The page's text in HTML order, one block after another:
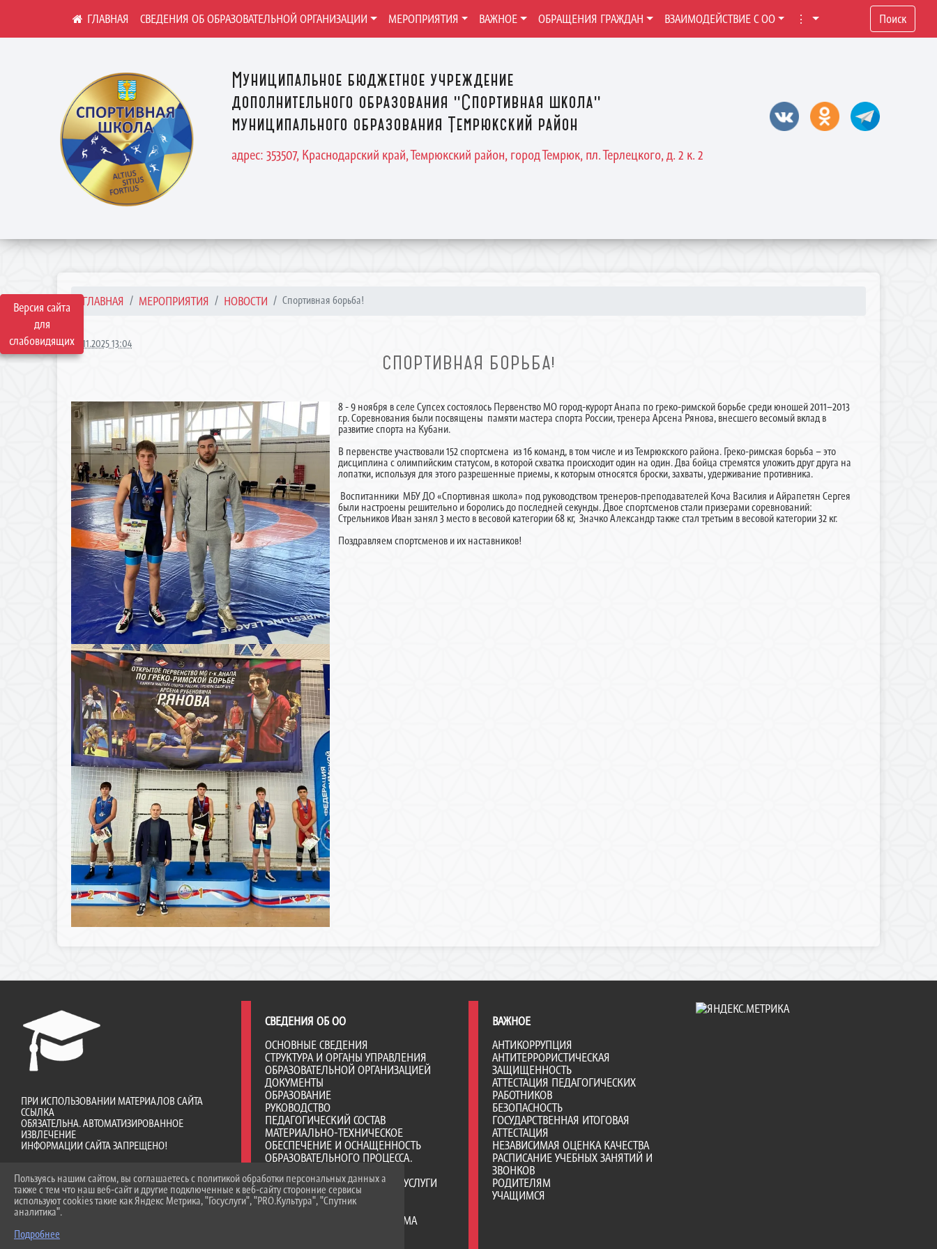
Версия сайта
для
слабовидящих
Муниципальное бюджетное учреждение
дополнительного образования "Спортивная школа"
муниципального образования Темрюкский район
адрес: 353507, Краснодарский край, Темрюкский район, город Темрюк, пл. Терлецкого, д. 2 к. 2
СВЕДЕНИЯ ОБ ОБРАЗОВАТЕЛЬНОЙ ОРГАНИЗАЦИИ МЕРОПРИЯТИЯ ВАЖНОЕ ОБРАЩЕНИЯ ГРАЖДАН ВЗАИМОДЕЙСТВИЕ С ОО ⋮ Поиск
ГЛАВНАЯ МЕРОПРИЯТИЯ НОВОСТИ Спортивная борьба!
10.11.2025 13:04
СПОРТИВНАЯ БОРЬБА!
8 - 9 ноября в селе Супсех состоялось Первенство МО город-курорт Анапа по греко-римской борьбе среди юношей 2011–2013
г.р. Соревнования были посвящены памяти мастера спорта России, тренера Арсена Рянова, внесшего весомый вклад в
развитие спорта на Кубани.
В первенстве участвовали 152 спортсмена из 16 команд, в том числе и из Темрюкского района. Греко-римская борьба – это
дисциплина с олимпийским статусом, в которой схватка происходит один на один. Два бойца стремятся уложить друг друга на
лопатки, используя для этого разрешенные приемы, к которым относятся броски, захваты, удерживание противника.
Воспитанники МБУ ДО «Спортивная школа» под руководством тренеров-преподавателей Коча Василия и Айрапетян Сергея
были настроены решительно и боролись до последней секунды. Двое спортсменов стали призерами соревнований:
Стрельников Иван занял 3 место в весовой категории 68 кг, Значко Александр также стал третьим в весовой категории 32 кг.
Поздравляем спортсменов и их наставников!
ПРИ ИСПОЛЬЗОВАНИИ МАТЕРИАЛОВ САЙТА
ССЫЛКА
ОБЯЗАТЕЛЬНА. АВТОМАТИЗИРОВАННОЕ
ИЗВЛЕЧЕНИЕ
ИНФОРМАЦИИ САЙТА ЗАПРЕЩЕНО!
СВЕДЕНИЯ ОБ ОО
ОСНОВНЫЕ СВЕДЕНИЯ
СТРУКТУРА И ОРГАНЫ УПРАВЛЕНИЯ
ОБРАЗОВАТЕЛЬНОЙ ОРГАНИЗАЦИЕЙ
ДОКУМЕНТЫ
ОБРАЗОВАНИЕ
РУКОВОДСТВО
ПЕДАГОГИЧЕСКИЙ СОСТАВ
МАТЕРИАЛЬНО-ТЕХНИЧЕСКОЕ
ОБЕСПЕЧЕНИЕ И ОСНАЩЕННОСТЬ
ОБРАЗОВАТЕЛЬНОГО ПРОЦЕССА.
ПЛАТНЫЕ ОБРАЗОВАТЕЛЬНЫЕ УСЛУГИ
ФИНАНСОВО-ХОЗЯЙСТВЕННАЯ
ДЕЯТЕЛЬНОСТЬ
ВАКАНТНЫЕ МЕСТА ДЛЯ ПРИЕМА
ВАЖНОЕ
АНТИКОРРУПЦИЯ
АНТИТЕРРОРИСТИЧЕСКАЯ
ЗАЩИЩЕННОСТЬ
АТТЕСТАЦИЯ ПЕДАГОГИЧЕСКИХ
РАБОТНИКОВ
БЕЗОПАСНОСТЬ
ГОСУДАРСТВЕННАЯ ИТОГОВАЯ
АТТЕСТАЦИЯ
НЕЗАВИСИМАЯ ОЦЕНКА КАЧЕСТВА
РАСПИСАНИЕ УЧЕБНЫХ ЗАНЯТИЙ И
ЗВОНКОВ
РОДИТЕЛЯМ
УЧАЩИМСЯ
Пользуясь нашим сайтом, вы соглашаетесь с политикой обработки персональных данных а
также с тем что наш веб-сайт и другие подключенные к веб-сайту сторонние сервисы
используют cookies такие как Яндекс Метрика, "Госуслуги", "PRO.Культура", "Спутник
аналитика".
Подробнее